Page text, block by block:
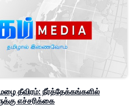
தீவிரம்: நீர்த்தேக்கங்களில்
எச்சரிக்கை